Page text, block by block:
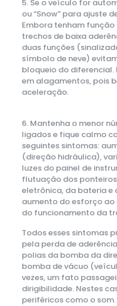
5. Se o veículo for
ou “Snow” para ajuste
Embora tenham
trechos de baixa
duas funções
símbolo de neve)
bloqueio do diferencial.
em alagamentos, pois
aceleração.
6. Mantenha o menor
ligados e fique calmo
seguintes sintomas:
(direção hidráulica),
luzes do painel de
flutuação dos
eletrônica, da bateria e
aumento do esforço
do funcionamento da
Todos esses sintomas
pela perda de
polias da bomba da
bomba de vácuo
vezes, um fato
dirigibilidade. Nestes
periféricos como o som.